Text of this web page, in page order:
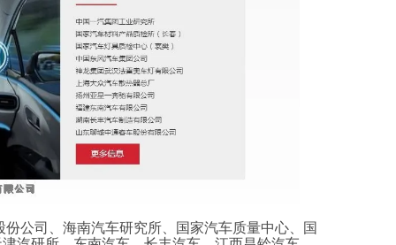
公司、海南汽车研究所、国家汽车质量中心、国